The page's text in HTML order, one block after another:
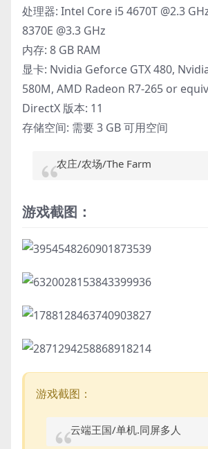
处理器: Intel Core i5 4670T @2.3
8370E @3.3 GHz
内存: 8 GB RAM
显卡: Nvidia Geforce GTX 480,
580M, AMD Radeon R7-265 or
DirectX 版本: 11
存储空间: 需要 3 GB 可用空间
农庄/农场/The Farm
游戏截图：
游戏截图：
云端王国/单机.同屏多人